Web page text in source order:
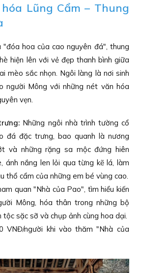
Lũng Cẩm – Thung
"đóa hoa của cao nguyên đá", thung
hiện lên với vẻ đẹp thanh bình giữa
mèo sắc nhọn. Ngôi làng là nơi sinh
người Mông với những nét văn hóa
vẹn.
Những ngôi nhà trình tường cổ
đá đặc trưng, bao quanh là nương
và những rặng sa mộc đứng hiên
ánh nắng len lỏi qua từng kẽ lá, làm
thổ cẩm của những em bé vùng cao.
quan "Nhà của Pao", tìm hiểu kiến
Mông, hóa thân trong những bộ
sặc sỡ và chụp ảnh cùng hoa dại.
VNĐ/người khi vào thăm "Nhà của